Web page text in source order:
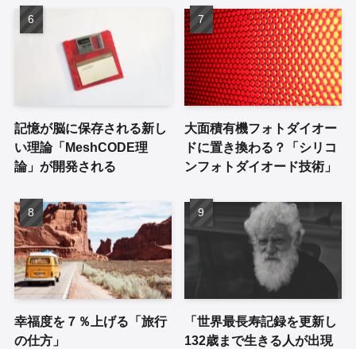
記憶が脳に保存される新し
い理論「MeshCODE理
論」が開発される
大面積有機フォトダイオー
ドに置き換わる？「シリコ
ンフォトダイオード技術」
幸福度を７％上げる「旅行
の仕方」
「世界最長寿記録を更新し
132歳まで生きる人が出現